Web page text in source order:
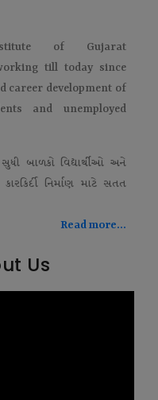
of Gujarat
till today since
career development of
and unemployed
બાળકો વિદ્યાર્થીઓ અને
નિર્માણ માટે સતત
Read more...
Us